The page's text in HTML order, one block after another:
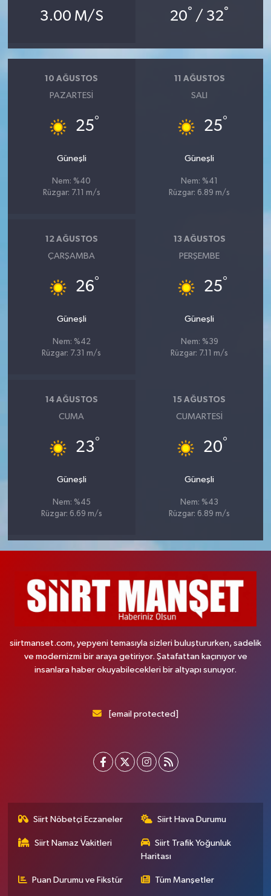
3.00 M/S 20° / 32°
10 AĞUSTOS
PAZARTESI
25°
Güneşli
Nem: %40
Rüzgar: 7.11 m/s
11 AĞUSTOS
SALI
25°
Güneşli
Nem: %41
Rüzgar: 6.89 m/s
12 AĞUSTOS
ÇARŞAMBA
26°
Güneşli
Nem: %42
Rüzgar: 7.31 m/s
13 AĞUSTOS
PERŞEMBE
25°
Güneşli
Nem: %39
Rüzgar: 7.11 m/s
14 AĞUSTOS
CUMA
23°
Güneşli
Nem: %45
Rüzgar: 6.69 m/s
15 AĞUSTOS
CUMARTESI
20°
Güneşli
Nem: %43
Rüzgar: 6.89 m/s
siirtmanset.com, yepyeni temasıyla sizleri buluştururken, sadelik
ve modernizmi bir araya getiriyor. Şatafattan kaçınıyor ve
insanlara haber okuyabilecekleri bir altyapı sunuyor.
[email protected]
Siirt Nöbetçi Eczaneler Siirt Hava Durumu
Siirt Namaz Vakitleri
Siirt Trafik Yoğunluk
Haritası
Puan Durumu ve Fikstür Tüm Manşetler